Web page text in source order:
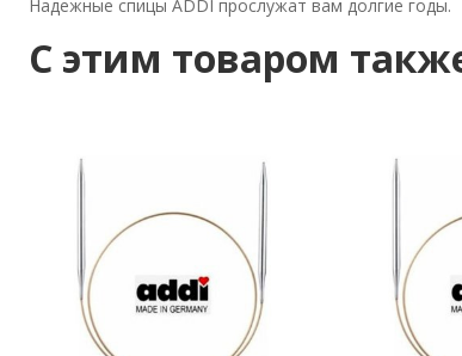
Надежные спицы ADDI прослужат вам долгие годы.
C этим товаром